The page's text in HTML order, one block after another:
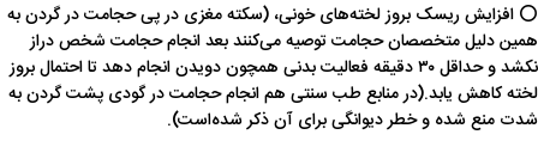
⭕ افزایش ریسک بروز لخته‌های خونی، (سکته مغزی در پی حجامت در گردن به
همین دلیل متخصصان حجامت توصیه می‌کنند بعد انجام حجامت شخص دراز
نکشد و حداقل ۳۰ دقیقه فعالیت بدنی همچون دویدن انجام دهد تا احتمال بروز
لخته کاهش یابد.(در منابع طب سنتی هم انجام حجامت در گودی پشت گردن به
شدت منع شده و خطر دیوانگی برای آن ذکر شده‌است).